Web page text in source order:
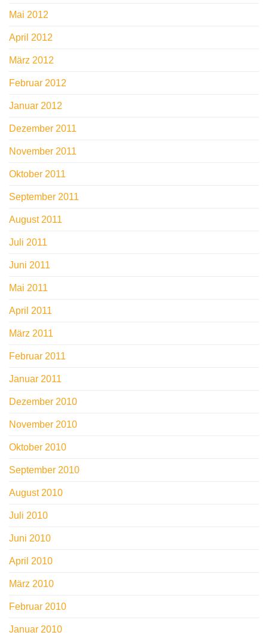
Mai 2012
April 2012
März 2012
Februar 2012
Januar 2012
Dezember 2011
November 2011
Oktober 2011
September 2011
August 2011
Juli 2011
Juni 2011
Mai 2011
April 2011
März 2011
Februar 2011
Januar 2011
Dezember 2010
November 2010
Oktober 2010
September 2010
August 2010
Juli 2010
Juni 2010
April 2010
März 2010
Februar 2010
Januar 2010